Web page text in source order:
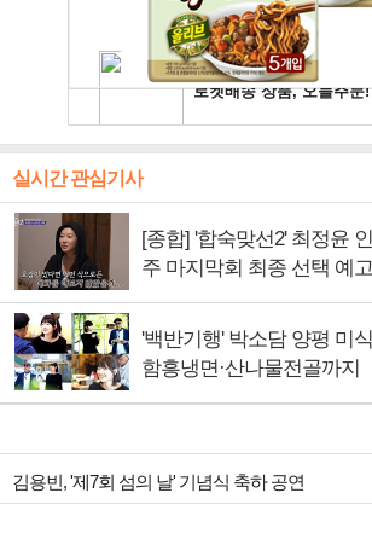
실시간 관심기사
[종합] '합숙맞선2' 최정윤
주 마지막회 최종 선택 예고
'백반기행' 박소담 양평 미
함흥냉면·산나물전골까지
김용빈, '제7회 섬의 날' 기념식 축하 공연